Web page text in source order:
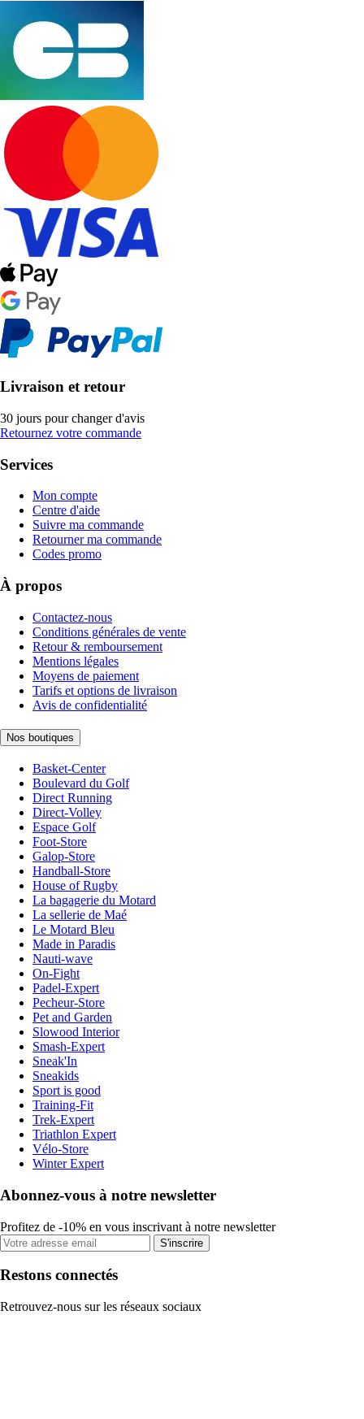
Livraison et retour
30 jours pour changer d'avis
Retournez votre commande
Services
Mon compte
Centre d'aide
Suivre ma commande
Retourner ma commande
Codes promo
À propos
Contactez-nous
Conditions générales de vente
Retour & remboursement
Mentions légales
Moyens de paiement
Tarifs et options de livraison
Avis de confidentialité
Nos boutiques
Basket-Center
Boulevard du Golf
Direct Running
Direct-Volley
Espace Golf
Foot-Store
Galop-Store
Handball-Store
House of Rugby
La bagagerie du Motard
La sellerie de Maé
Le Motard Bleu
Made in Paradis
Nauti-wave
On-Fight
Padel-Expert
Pecheur-Store
Pet and Garden
Slowood Interior
Smash-Expert
Sneak'In
Sneakids
Sport is good
Training-Fit
Trek-Expert
Triathlon Expert
Vélo-Store
Winter Expert
Abonnez-vous à notre newsletter
Profitez de -10% en vous inscrivant à notre newsletter
S'inscrire
Restons connectés
Retrouvez-nous sur les réseaux sociaux